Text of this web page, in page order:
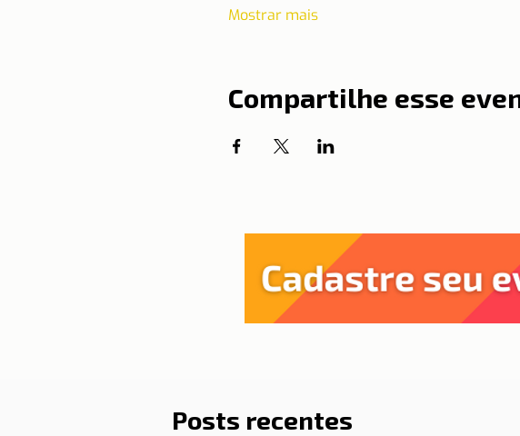
Mostrar mais
Compartilhe esse
Posts recentes